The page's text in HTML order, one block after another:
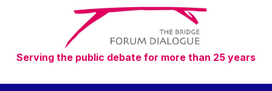
Vaclav Klaus
Vassilios Skouris
Vítor Manuel da Silva Caldeira
Viviane Reding
Walter Hagg
Serving the public debate for more than 25 years